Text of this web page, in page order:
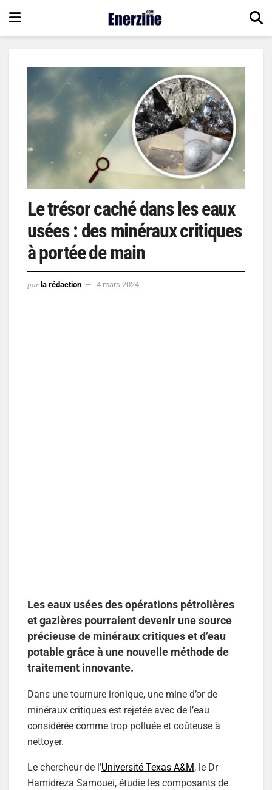
Le trésor caché dans les eaux
usées : des minéraux critiques
à portée de main
par la rédaction 4 mars 2024
Les eaux usées des opérations pétrolières
et gazières pourraient devenir une source
précieuse de minéraux critiques et d’eau
potable grâce à une nouvelle méthode de
traitement innovante.
Dans une tournure ironique, une mine d’or de
minéraux critiques est rejetée avec de l’eau
considérée comme trop polluée et coûteuse à
nettoyer.
Le chercheur de l’Université Texas A&M, le Dr
Hamidreza Samouei, étudie les composants de